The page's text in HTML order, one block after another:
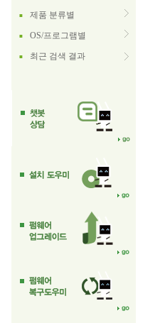
■ 제품 분류별
■ OS/프로그램별
■ 최근 검색 결과